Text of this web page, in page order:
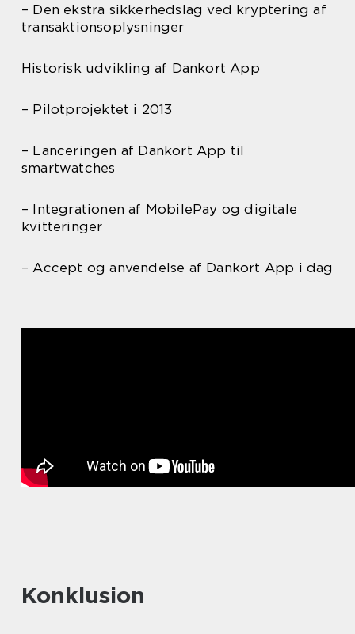
– Den ekstra sikkerhedslag ved kryptering af
transaktionsoplysninger
Historisk udvikling af Dankort App
– Pilotprojektet i 2013
– Lanceringen af Dankort App til
smartwatches
– Integrationen af MobilePay og digitale
kvitteringer
– Accept og anvendelse af Dankort App i dag
Konklusion